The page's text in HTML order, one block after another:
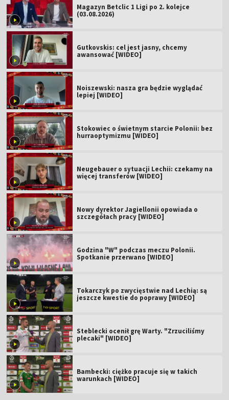
Magazyn Betclic 1 Ligi po 2. kolejce
(03.08.2026)
Gutkovskis: cel jest jasny, chcemy
awansować [WIDEO]
Noiszewski: nasza gra będzie wyglądać
lepiej [WIDEO]
Stokowiec o świetnym starcie Polonii: bez
hurraoptymizmu [WIDEO]
Neugebauer o sytuacji Lechii: czekamy na
więcej transferów [WIDEO]
Nowy dyrektor Jagiellonii opowiada o
szczegółach pracy [WIDEO]
Godzina "W" podczas meczu Polonii.
Spotkanie przerwano [WIDEO]
Tokarczyk po zwycięstwie nad Lechią: są
jeszcze kwestie do poprawy [WIDEO]
Steblecki ocenił grę Warty. "Zrzuciliśmy
plecaki" [WIDEO]
Bambecki: ciężko pracuje się w takich
warunkach [WIDEO]